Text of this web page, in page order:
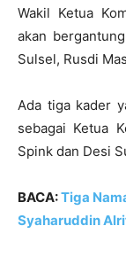
Wakil Ketua
akan
Sulsel, Rusdi
Ada tiga kader
sebagai Ketua
Spink dan Desi
BACA:Tiga
Syaharuddin